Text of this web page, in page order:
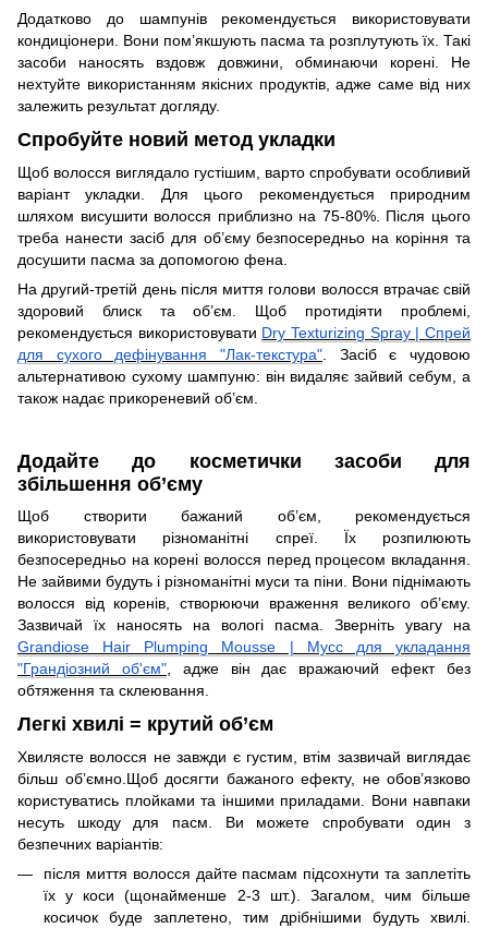
Додатково до шампунів рекомендується використовувати
кондиціонери. Вони пом’якшують пасма та розплутують їх. Такі
засоби наносять вздовж довжини, обминаючи корені. Не
нехтуйте використанням якісних продуктів, адже саме від них
залежить результат догляду.
Спробуйте новий метод укладки
Щоб волосся виглядало густішим, варто спробувати особливий
варіант укладки. Для цього рекомендується природним
шляхом висушити волосся приблизно на 75-80%. Після цього
треба нанести засіб для об’єму безпосередньо на коріння та
досушити пасма за допомогою фена.
На другий-третій день після миття голови волосся втрачає свій
здоровий блиск та об’єм. Щоб протидіяти проблемі,
рекомендується використовувати Dry Texturizing Spray | Спрей
для сухого дефінування "Лак-текстура" . Засіб є чудовою
альтернативою сухому шампуню: він видаляє зайвий себум, а
також надає прикореневий об’єм.
Додайте до косметички засоби для
збільшення об’єму
Щоб створити бажаний об’єм, рекомендується
використовувати різноманітні спреї. Їх розпилюють
безпосередньо на корені волосся перед процесом вкладання.
Не зайвими будуть і різноманітні муси та піни. Вони піднімають
волосся від коренів, створюючи враження великого об’єму.
Зазвичай їх наносять на вологі пасма. Зверніть увагу на
Grandiose Hair Plumping Mousse | Мусс для укладання
"Грандіозний об'єм", адже він дає вражаючий ефект без
обтяження та склеювання.
Легкі хвилі = крутий об’єм
Хвилясте волосся не завжди є густим, втім зазвичай виглядає
більш об’ємно.Щоб досягти бажаного ефекту, не обов’язково
користуватись плойками та іншими приладами. Вони навпаки
несуть шкоду для пасм. Ви можете спробувати один з
безпечних варіантів:
після миття волосся дайте пасмам підсохнути та заплетіть
їх у коси (щонайменше 2-3 шт.). Загалом, чим більше
косичок буде заплетено, тим дрібнішими будуть хвилі.